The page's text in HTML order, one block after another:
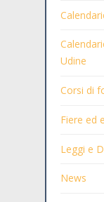
Udine
Corsi di
Fiere ed
Leggi e
News